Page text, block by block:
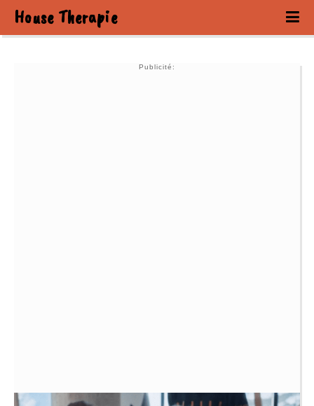
House Therapie
Publicité: